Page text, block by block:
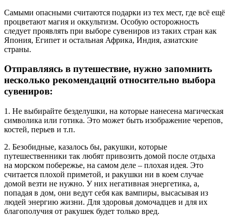
Самыми опасными считаются подарки из тех мест, где всё ещё
процветают магия и оккультизм. Особую осторожность
следует проявлять при выборе сувениров из таких стран как
Япония, Египет и остальная Африка, Индия, азиатские
страны.
Отправляясь в путешествие, нужно запомнить
несколько рекомендаций относительно выбора
сувениров:
1. Не выбирайте безделушки, на которые нанесена магическая
символика или готика. Это может быть изображение черепов,
костей, перьев и т.п.
2. Безобидные, казалось бы, ракушки, которые
путешественники так любят привозить домой после отдыха
на морском побережье, на самом деле – плохая идея. Это
считается плохой приметой, и ракушки ни в коем случае
домой везти не нужно. У них негативная энергетика, а,
попадая в дом, они ведут себя как вампиры, высасывая из
людей энергию жизни. Для здоровья домочадцев и для их
благополучия от ракушек будет только вред.